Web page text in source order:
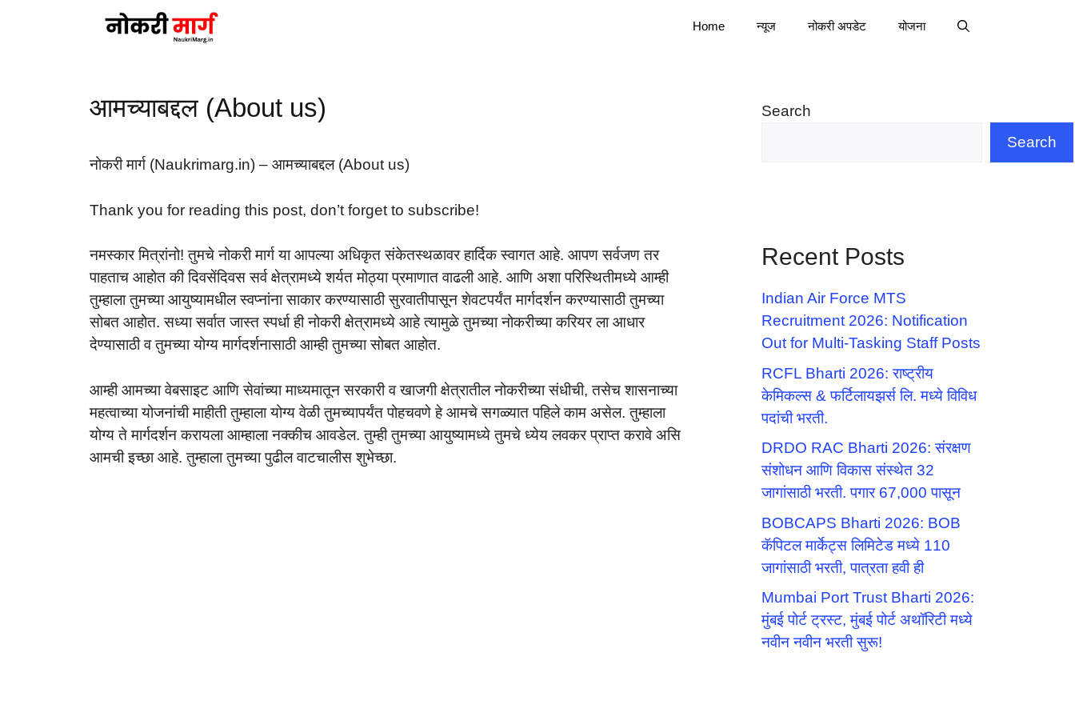
Home न्यूज नोकरी अपडेट योजना
आमच्याबद्दल (About us)
नोकरी मार्ग (Naukrimarg.in) – आमच्याबद्दल (About us)
Thank you for reading this post, don’t forget to subscribe!
नमस्कार मित्रांनो! तुमचे नोकरी मार्ग या आपल्या अधिकृत संकेतस्थळावर हार्दिक स्वागत आहे. आपण सर्वजण तर
पाहताच आहोत की दिवसेंदिवस सर्व क्षेत्रामध्ये शर्यत मोठ्या प्रमाणात वाढली आहे. आणि अशा परिस्थितीमध्ये आम्ही
तुम्हाला तुमच्या आयुष्यामधील स्वप्नांना साकार करण्यासाठी सुरवातीपासून शेवटपर्यंत मार्गदर्शन करण्यासाठी तुमच्या
सोबत आहोत. सध्या सर्वात जास्त स्पर्धा ही नोकरी क्षेत्रामध्ये आहे त्यामुळे तुमच्या नोकरीच्या करियर ला आधार
देण्यासाठी व तुमच्या योग्य मार्गदर्शनासाठी आम्ही तुमच्या सोबत आहोत.
आम्ही आमच्या वेबसाइट आणि सेवांच्या माध्यमातून सरकारी व खाजगी क्षेत्रातील नोकरीच्या संधीची, तसेच शासनाच्या
महत्वाच्या योजनांची माहीती तुम्हाला योग्य वेळी तुमच्यापर्यंत पोहचवणे हे आमचे सगळ्यात पहिले काम असेल. तुम्हाला
योग्य ते मार्गदर्शन करायला आम्हाला नक्कीच आवडेल. तुम्ही तुमच्या आयुष्यामध्ये तुमचे ध्येय लवकर प्राप्त करावे असि
आमची इच्छा आहे. तुम्हाला तुमच्या पुढील वाटचालीस शुभेच्छा.
Search
Search
Recent Posts
Indian Air Force MTS
Recruitment 2026: Notification
Out for Multi-Tasking Staff Posts
RCFL Bharti 2026: राष्ट्रीय
केमिकल्स & फर्टिलायझर्स लि. मध्ये विविध
पदांची भरती.
DRDO RAC Bharti 2026: संरक्षण
संशोधन आणि विकास संस्थेत 32
जागांसाठी भरती. पगार 67,000 पासून
BOBCAPS Bharti 2026: BOB
कॅपिटल मार्केट्स लिमिटेड मध्ये 110
जागांसाठी भरती, पात्रता हवी ही
Mumbai Port Trust Bharti 2026:
मुंबई पोर्ट ट्रस्ट, मुंबई पोर्ट अथॉरिटी मध्ये
नवीन नवीन भरती सुरू!